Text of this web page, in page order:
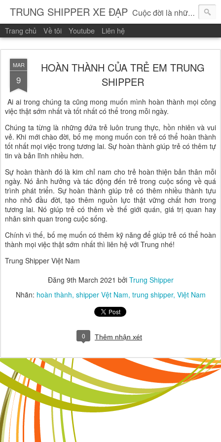
TRUNG SHIPPER XE ĐẠP Cuộc đời là những vòng quay!
Trang chủ Về tôi Youtube Liên hệ
MAR
9
HOÀN THÀNH CỦA TRẺ EM TRUNG
SHIPPER
Ai ai trong chúng ta cũng mong muốn mình hoàn thành mọi công
việc thật sớm nhất và tốt nhất có thể trong mỗi ngày.
Chúng ta từng là những đứa trẻ luôn trung thực, hồn nhiên và vui
vẻ. Khi mới chào đời, bố mẹ mong muốn con trẻ có thể hoàn thành
tốt nhất mọi việc trong tương lai. Sự hoàn thành giúp trẻ có thêm tự
tin và bản lĩnh nhiều hơn.
Sự hoàn thành đó là kim chỉ nam cho trẻ hoàn thiện bản thân mỗi
ngày. Nó ảnh hưởng và tác động đến trẻ trong cuộc sống về quá
trình phát triển. Sự hoàn thành giúp trẻ có thêm nhiều thành tựu
nho nhỏ đầu đời, tạo thêm nguồn lực thật vững chất hơn trong
tương lai. Nó giúp trẻ có thêm về thế giới quán, giá trị quan hay
nhân sinh quan trong cuộc sống.
Chính vì thế, bố mẹ muốn có thêm kỹ năng để giúp trẻ có thể hoàn
thành mọi việc thật sớm nhất thì liên hệ với Trung nhé!
Trung Shipper Việt Nam
Đăng 9th March 2021 bởi Trung Shipper
Nhãn: hoàn thành shipper Vệt Nam trung shipper Việt Nam
0 Thêm nhận xét